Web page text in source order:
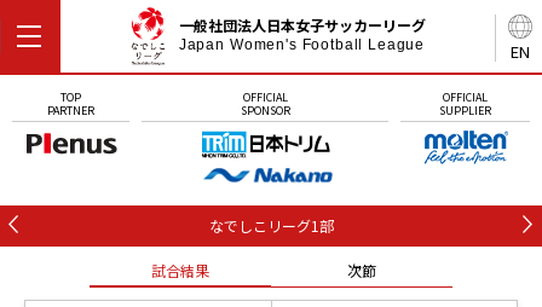
EN
一般社団法人日本女子サッカーリーグ
Japan Women's Football League
TOP
PARTNER
OFFICIAL
SPONSOR
OFFICIAL
SUPPLIER
なでしこリーグ1部
試合結果 次節